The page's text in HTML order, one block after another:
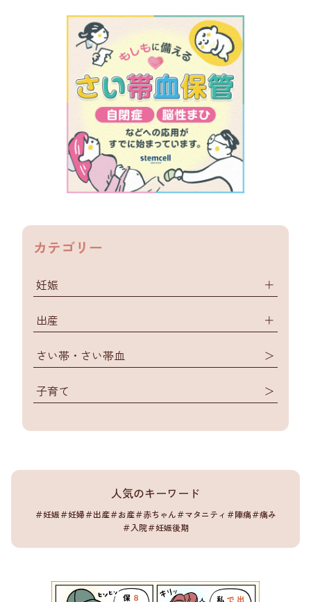
カテゴリー
妊娠 ＋
出産 ＋
さい帯・さい帯血 ＞
子育て ＞
人気のキーワード
＃妊娠＃妊婦＃出産＃お産＃赤ちゃん＃マタニティ ＃陣痛＃痛み
＃入院＃妊娠後期